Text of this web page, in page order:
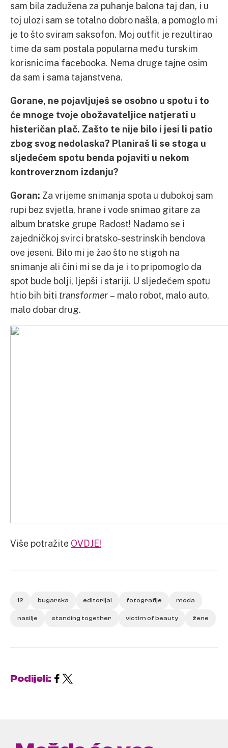
sam bila zadužena za puhanje balona taj dan, i u
toj ulozi sam se totalno dobro našla, a pomoglo mi
je to što sviram saksofon. Moj outfit je rezultirao
time da sam postala popularna među turskim
korisnicima facebooka. Nema druge tajne osim
da sam i sama tajanstvena.
Gorane, ne pojavljuješ se osobno u spotu i to
će mnoge tvoje obožavateljice natjerati u
histeričan plač. Zašto te nije bilo i jesi li patio
zbog svog nedolaska? Planiraš li se stoga u
sljedećem spotu benda pojaviti u nekom
kontroverznom izdanju?
Goran: Za vrijeme snimanja spota u dubokoj sam
rupi bez svjetla, hrane i vode snimao gitare za
album bratske grupe Radost! Nadamo se i
zajedničkoj svirci bratsko-sestrinskih bendova
ove jeseni. Bilo mi je žao što ne stigoh na
snimanje ali čini mi se da je i to pripomoglo da
spot bude bolji, ljepši i stariji. U sljedećem spotu
htio bih biti transformer – malo robot, malo auto,
malo dobar drug.
Više potražite OVDJE!
12 bugarska editorijal fotografije moda
nasilje standing together victim of beauty žene
Podijeli: